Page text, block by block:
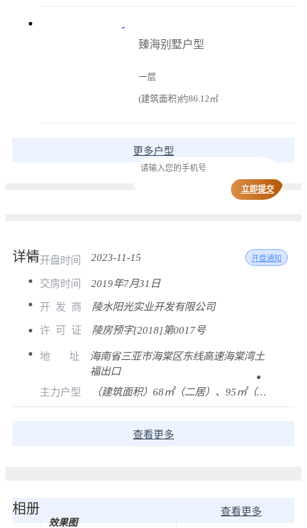
臻海别墅户型
一层
(建筑面积)约86.12㎡
更多户型
立即提交
详情开盘时间 2023-11-15 开盘通知
交房时间
2019年7月31日
开 发 商
陵水阳光实业开发有限公司
许 可 证 陵房预字[2018]第0017号
地 址
海南省三亚市海棠区东线高速海棠湾土
福出口
主力户型
（建筑面积）68㎡（二居）、95㎡（三居）
查看更多
相册
效果图
查看更多